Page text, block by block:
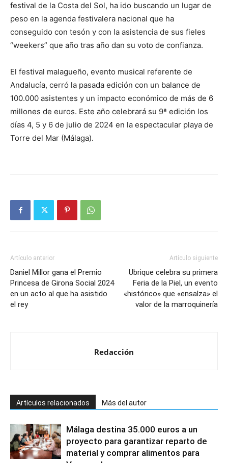
festival de la Costa del Sol, ha ido buscando un lugar de
peso en la agenda festivalera nacional que ha
conseguido con tesón y con la asistencia de sus fieles
“weekers” que año tras año dan su voto de confianza.
El festival malagueño, evento musical referente de
Andalucía, cerró la pasada edición con un balance de
100.000 asistentes y un impacto económico de más de 6
millones de euros. Este año celebrará su 9ª edición los
días 4, 5 y 6 de julio de 2024 en la espectacular playa de
Torre del Mar (Málaga).
Artículo anterior
Daniel Millor gana el Premio
Princesa de Girona Social 2024
en un acto al que ha asistido
el rey
Artículo siguiente
Ubrique celebra su primera
Feria de la Piel, un evento
«histórico» que «ensalza» el
valor de la marroquinería
Redacción
Artículos relacionados Más del autor
Málaga destina 35.000 euros a un
proyecto para garantizar reparto de
material y comprar alimentos para